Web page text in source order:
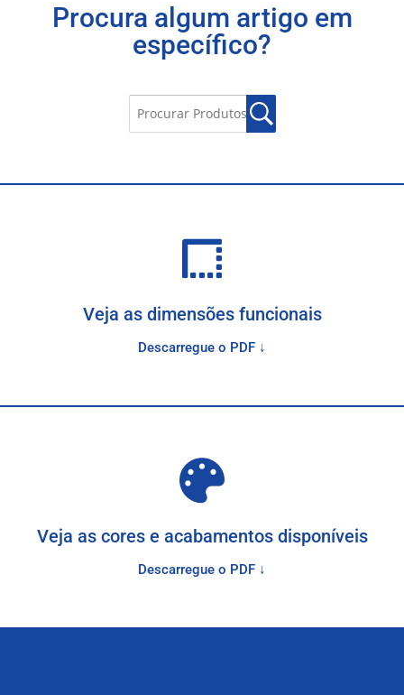
Procura algum artigo em
específico?
Veja as dimensões funcionais
Descarregue o PDF ↓
Veja as cores e acabamentos disponíveis
Descarregue o PDF ↓